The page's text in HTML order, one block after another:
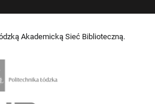
Akademicką Sieć Biblioteczną.